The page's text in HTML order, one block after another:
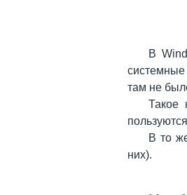
В
системные
там не
Такое
В то
них).